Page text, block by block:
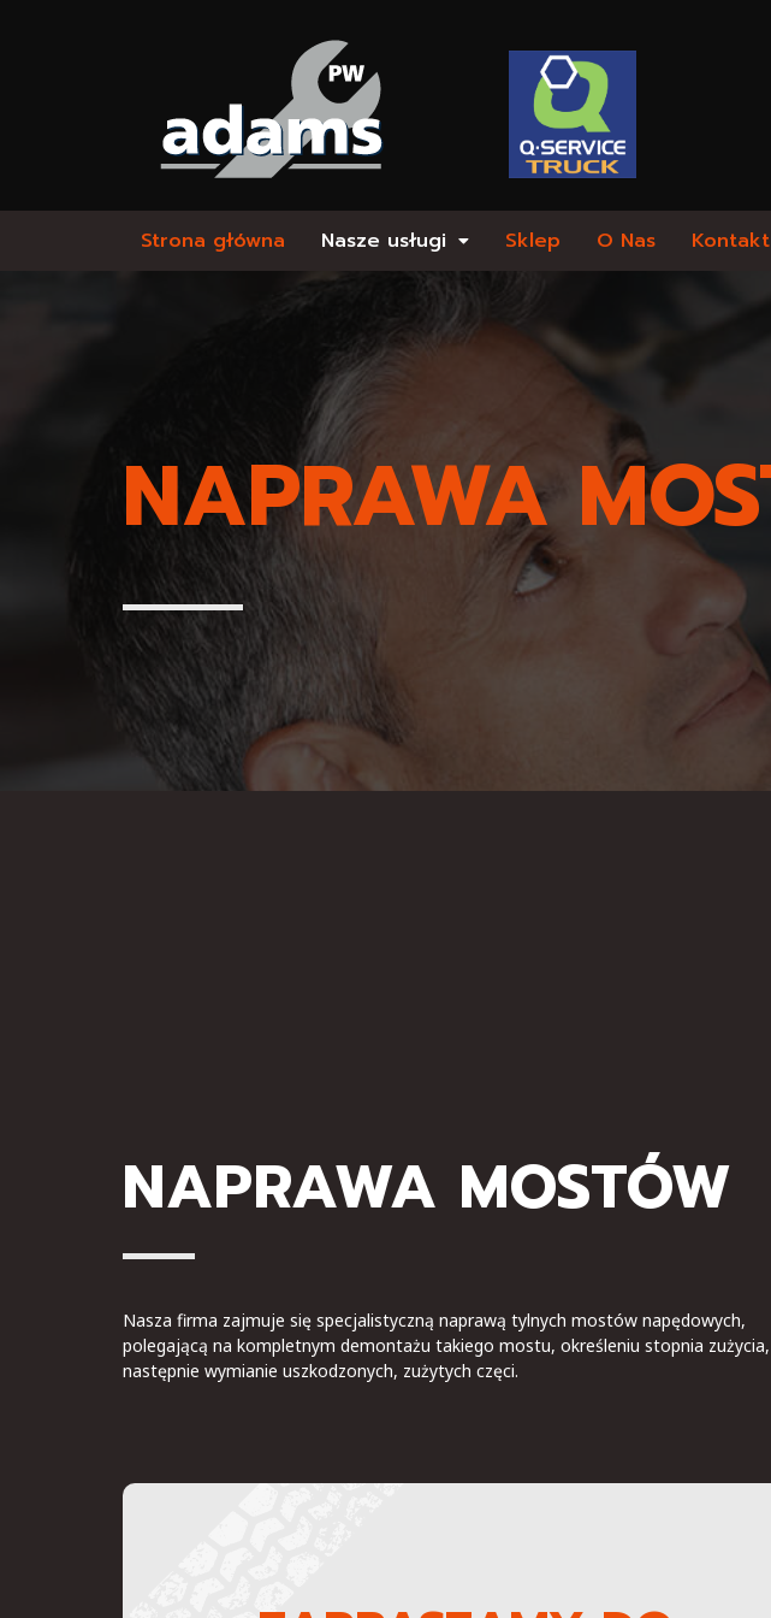
Strona główna Nasze usługi Sklep O Nas Kontakt
NAPRAWA
NAPRAWA MOSTÓW
Nasza firma zajmuje się specjalistyczną naprawą tylnych mostów napędowych,
polegającą na kompletnym demontażu takiego mostu, określeniu stopnia zużycia,
następnie wymianie uszkodzonych, zużytych częci.